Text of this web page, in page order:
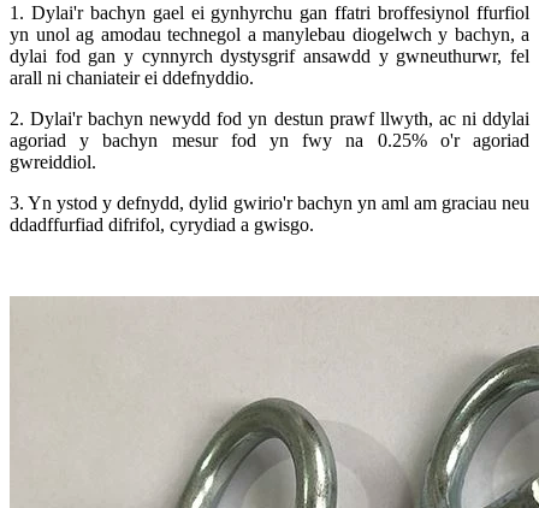
1. Dylai'r bachyn gael ei gynhyrchu gan ffatri broffesiynol ffurfiol
yn unol ag amodau technegol a manylebau diogelwch y bachyn, a
dylai fod gan y cynnyrch dystysgrif ansawdd y gwneuthurwr, fel
arall ni chaniateir ei ddefnyddio.
2. Dylai'r bachyn newydd fod yn destun prawf llwyth, ac ni ddylai
agoriad y bachyn mesur fod yn fwy na 0.25% o'r agoriad
gwreiddiol.
3. Yn ystod y defnydd, dylid gwirio'r bachyn yn aml am graciau neu
ddadffurfiad difrifol, cyrydiad a gwisgo.